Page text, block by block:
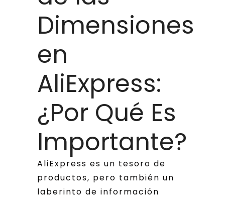
Dimensiones
en
AliExpress:
¿Por Qué Es
Importante?
AliExpress es un tesoro de
productos, pero también un
laberinto de información